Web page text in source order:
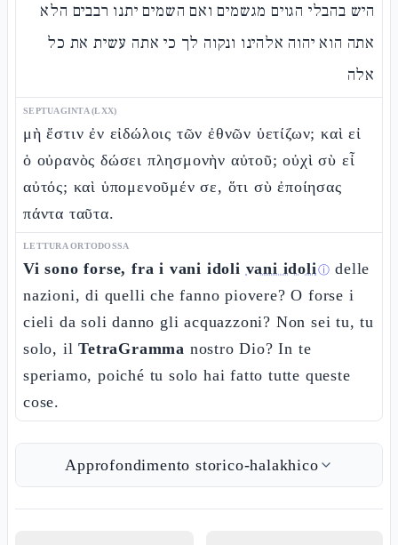
היש בהבלי הגוים מגשמים ואם השמים יתנו רבבים הלא
אתה הוא יהוה אלהינו ונקוה לך כי אתה עשית את כל
אלה
SEPTUAGINTA (LXX)
μὴ ἔστιν ἐν εἰδώλοις τῶν ἐθνῶν ὑετίζων; καὶ εἰ
ὁ οὐρανὸς δώσει πλησμονὴν αὐτοῦ; οὐχὶ σὺ εἶ
αὐτός; καὶ ὑπομενοῦμέν σε, ὅτι σὺ ἐποίησας
πάντα ταῦτα.
LETTURA ORTODOSSA
Vi sono forse, fra i vani idoli vani idoliⓘ delle
nazioni, di quelli che fanno piovere? O forse i
cieli da soli danno gli acquazzoni? Non sei tu, tu
solo, ilTetraGramma nostro Dio? In te
speriamo, poiché tu solo hai fatto tutte queste
cose.
Approfondimento storico-halakhico